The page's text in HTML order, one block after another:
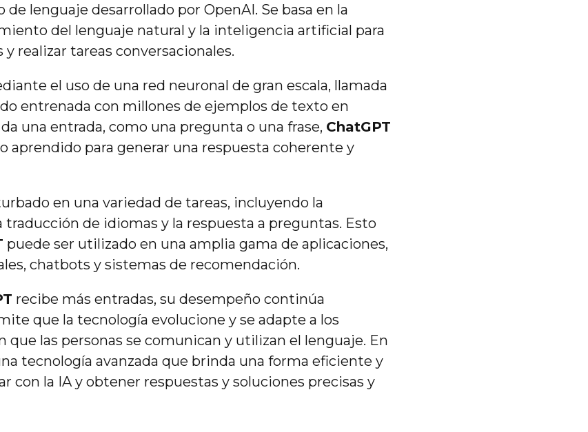
de lenguaje desarrollado por OpenAI. Se basa en la
del lenguaje natural y la inteligencia artificial para
realizar tareas conversacionales.
el uso de una red neuronal de gran escala, llamada
entrenada con millones de ejemplos de texto en
una entrada, como una pregunta o una frase, ChatGPT
aprendido para generar una respuesta coherente y
en una variedad de tareas, incluyendo la
traducción de idiomas y la respuesta a preguntas. Esto
puede ser utilizado en una amplia gama de aplicaciones,
chatbots y sistemas de recomendación.
recibe más entradas, su desempeño continúa
que la tecnología evolucione y se adapte a los
que las personas se comunican y utilizan el lenguaje. En
tecnología avanzada que brinda una forma eficiente y
con la IA y obtener respuestas y soluciones precisas y